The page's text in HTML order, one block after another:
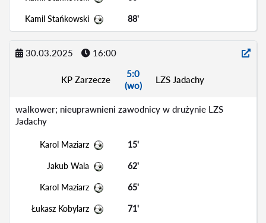
Kamil Stańkowski 88'
30.03.2025 16:00
KP Zarzecze
5:0
(wo)
LZS Jadachy
walkower; nieuprawnieni zawodnicy w drużynie LZS
Jadachy
Karol Maziarz 15'
Jakub Wala 62'
Karol Maziarz 65'
Łukasz Kobylarz 71'